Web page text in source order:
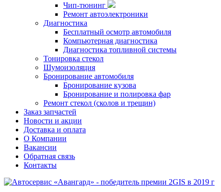
Чип-тюнинг
Ремонт автоэлектроники
Диагностика
Бесплатный осмотр автомобиля
Компьютерная диагностика
Диагностика топливной системы
Тонировка стекол
Шумоизоляция
Бронирование автомобиля
Бронирование кузова
Бронирование и полировка фар
Ремонт стекол (сколов и трещин)
Заказ запчастей
Новости и акции
Доставка и оплата
О Компании
Вакансии
Обратная связь
Контакты